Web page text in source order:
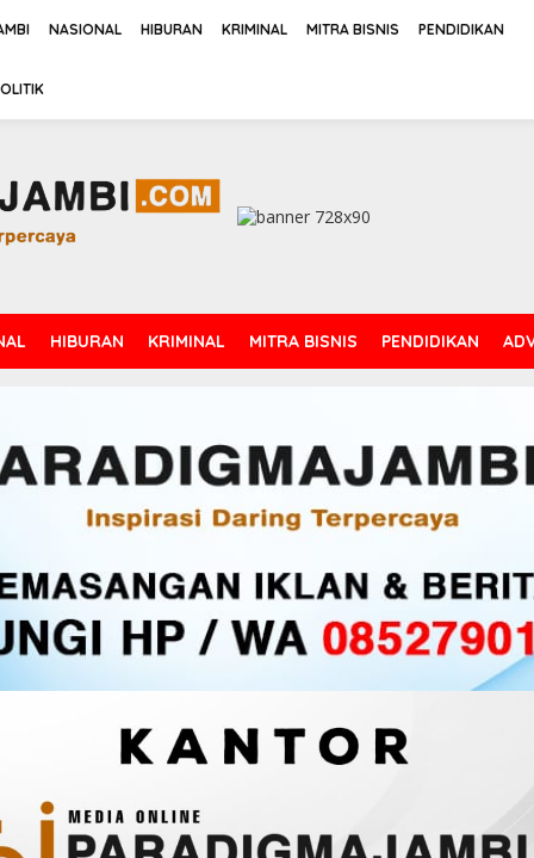
NASIONAL HIBURAN KRIMINAL MITRA BISNIS PENDIDIKAN
HIBURAN KRIMINAL MITRA BISNIS PENDIDIKAN